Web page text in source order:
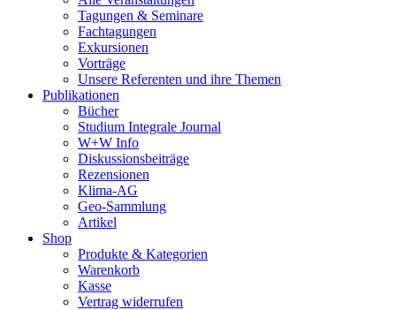
Tagungen & Seminare
Fachtagungen
Exkursionen
Vorträge
Unsere Referenten und ihre Themen
Publikationen
Bücher
Studium Integrale Journal
W+W Info
Diskussionsbeiträge
Rezensionen
Klima-AG
Geo-Sammlung
Artikel
Shop
Produkte & Kategorien
Warenkorb
Kasse
Vertrag widerrufen